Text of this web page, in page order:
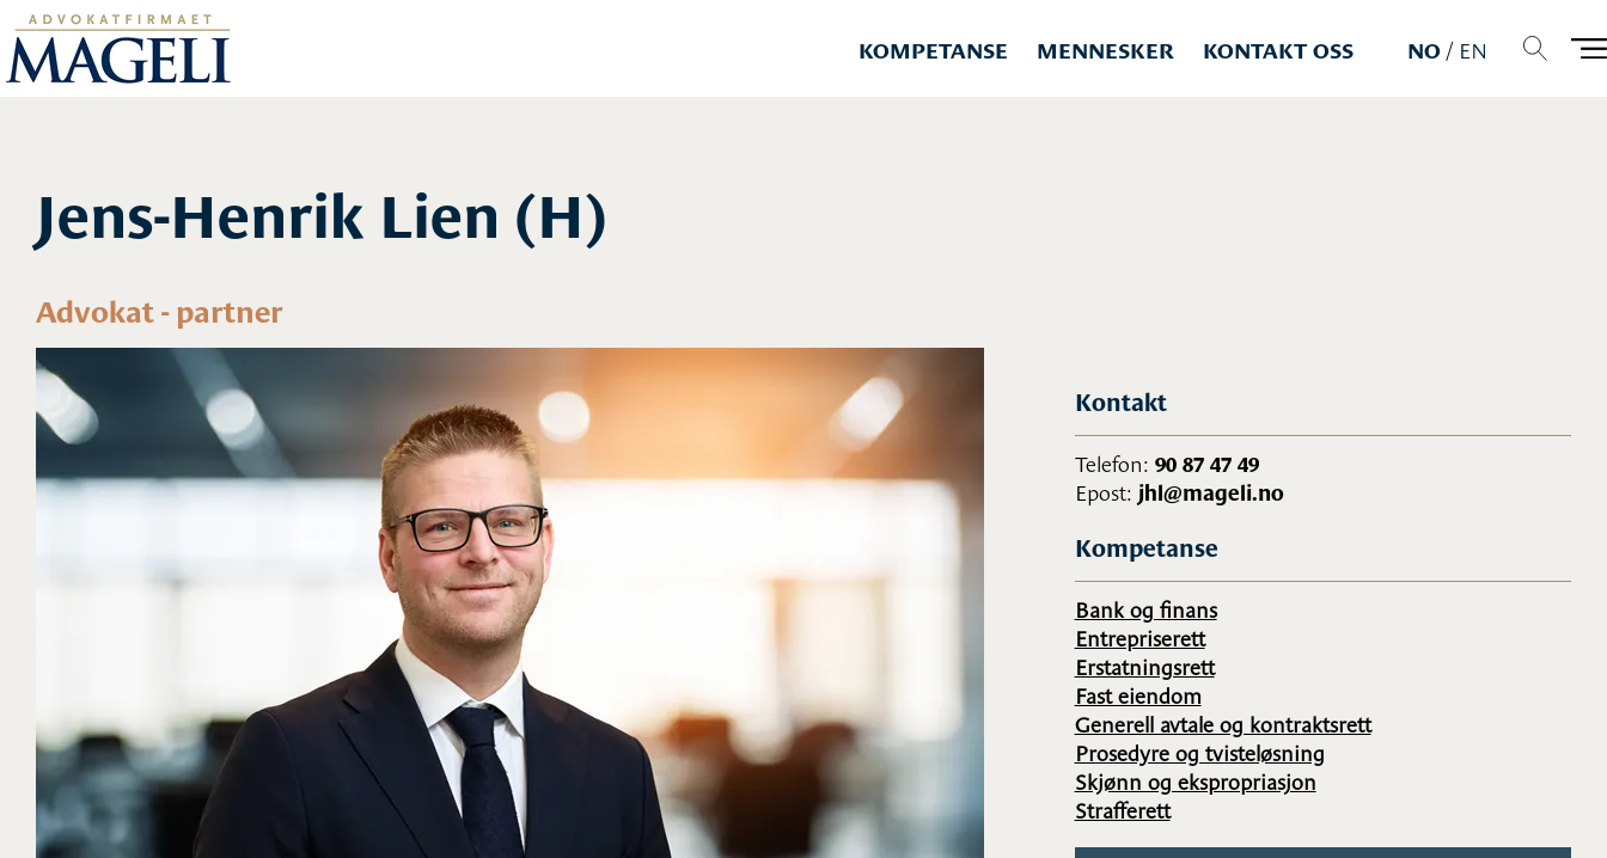
KOMPETANSE MENNESKER KONTAKT OSS NO/ EN
Jens-Henrik Lien (H)
Advokat - partner
Kontakt
Telefon: 90 87 47 49
Epost: jhl@mageli.no
Kompetanse
Bank og finans
Entrepriserett
Erstatningsrett
Fast eiendom
Generell avtale og kontraktsrett
Prosedyre og tvisteløsning
Skjønn og ekspropriasjon
Strafferett